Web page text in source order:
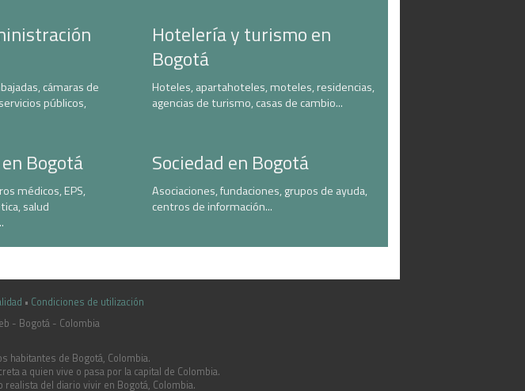
cámaras de
públicos,
Hotelería y turismo en
Bogotá
Hoteles, apartahoteles, moteles, residencias,
agencias de turismo, casas de cambio...
Bogotá
médicos, EPS,
salud
Sociedad en Bogotá
Asociaciones, fundaciones, grupos de ayuda,
centros de información...
• Condiciones de utilización
- Bogotá - Colombia
habitantes de Bogotá, Colombia.
a quien vive o pasa por la capital de Colombia.
del diario vivir en Bogotá, Colombia.